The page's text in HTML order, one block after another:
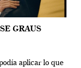
GRAUS
aplicar lo que